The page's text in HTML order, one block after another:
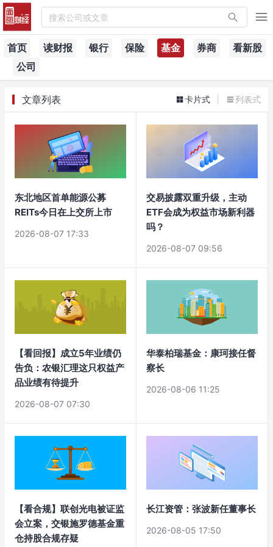
搜索公司或文章
首页 读财报 银行 保险 基金 券商
看新股
公司
文章列表 卡片式 列表式
东北地区首单能源公募
REITs今日在上交所上市
2026-08-07 17:33
交易披露双重升级，主动
ETF会成为权益市场新利器
吗？
2026-08-07 09:56
【看回报】成立5年业绩仍
告负：农银汇理这只权益产
品业绩有待提升
2026-08-07 07:30
华泰柏瑞基金：康珂接任督
察长
2026-08-06 11:25
【看合规】联创光电被证监
会立案，交银施罗德基金重
仓持股合规存疑
长江资管：张波新任董事长
2026-08-05 17:50